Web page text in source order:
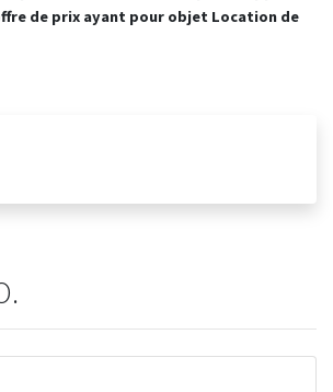
de prix ayant pour objet Location de